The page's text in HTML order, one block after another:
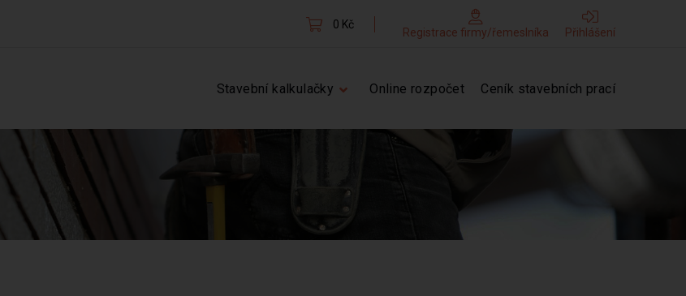
0 Kč
Registrace firmy/řemeslníka Přihlášení
Stavební kalkulačky Online rozpočet Ceník stavebních prací